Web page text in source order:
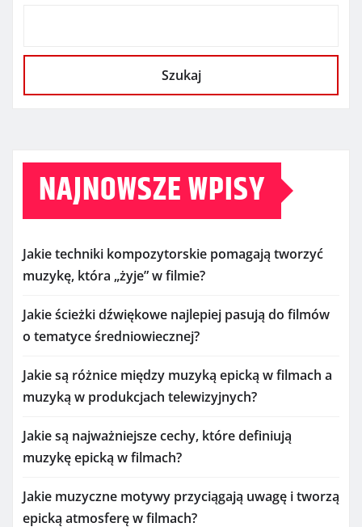
Szukaj
NAJNOWSZE WPISY
Jakie techniki kompozytorskie pomagają tworzyć
muzykę, która „żyje” w filmie?
Jakie ścieżki dźwiękowe najlepiej pasują do filmów
o tematyce średniowiecznej?
Jakie są różnice między muzyką epicką w filmach a
muzyką w produkcjach telewizyjnych?
Jakie są najważniejsze cechy, które definiują
muzykę epicką w filmach?
Jakie muzyczne motywy przyciągają uwagę i tworzą
epicką atmosferę w filmach?